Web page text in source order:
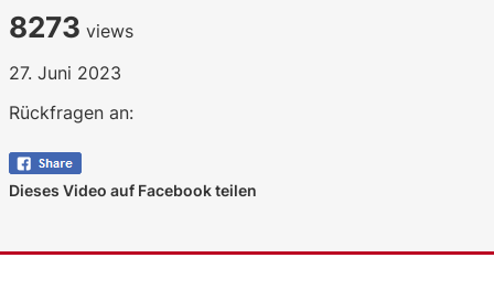
8273 views
27. Juni 2023
Rückfragen an:
Dieses Video auf Facebook teilen